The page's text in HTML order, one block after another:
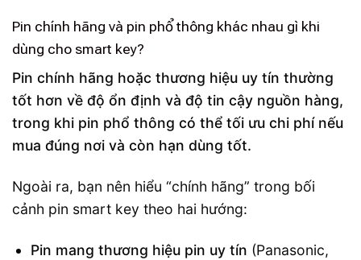
Pin chính hãng và pin phổ thông khác nhau gì khi
dùng cho smart key?
Pin chính hãng hoặc thương hiệu uy tín thường
tốt hơn về độ ổn định và độ tin cậy nguồn hàng,
trong khi pin phổ thông có thể tối ưu chi phí nếu
mua đúng nơi và còn hạn dùng tốt.
Ngoài ra, bạn nên hiểu “chính hãng” trong bối
cảnh pin smart key theo hai hướng:
Pin mang thương hiệu pin uy tín (Panasonic,